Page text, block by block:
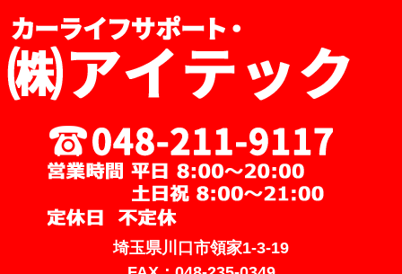
埼玉県川口市領家1-3-19